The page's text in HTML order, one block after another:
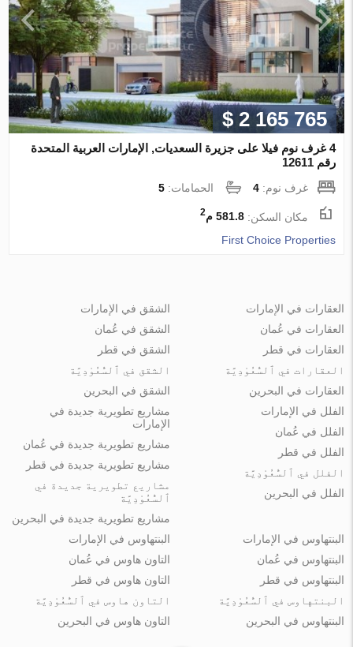
$ 2 165 765
4 غرف نوم فيلا على جزيرة السعديات, الإمارات العربية المتحدة
رقم 12611
غرف نوم:4 الحمامات:5
مكان السكن:581.8 م 2
First Choice Properties
العقارات في الإمارات
العقارات في عُمان
العقارات في قطر
العقارات في ٱلسُّعُوْدِيَّة
العقارات في البحرين
الشقق في الإمارات
الشقق في عُمان
الشقق في قطر
الشقق في ٱلسُّعُوْدِيَّة
الشقق في البحرين
الفلل في الإمارات
الفلل في عُمان
الفلل في قطر
الفلل في ٱلسُّعُوْدِيَّة
الفلل في البحرين
مشاريع تطويرية جديدة في
الإمارات
مشاريع تطويرية جديدة في عُمان
مشاريع تطويرية جديدة في قطر
مشاريع تطويرية جديدة في
ٱلسُّعُوْدِيَّة
مشاريع تطويرية جديدة في البحرين
البنتهاوس في الإمارات
البنتهاوس في عُمان
البنتهاوس في قطر
البنتهاوس في ٱلسُّعُوْدِيَّة
البنتهاوس في البحرين
البنتهاوس في الإمارات
التاون هاوس في عُمان
التاون هاوس في قطر
التاون هاوس في ٱلسُّعُوْدِيَّة
التاون هاوس في البحرين